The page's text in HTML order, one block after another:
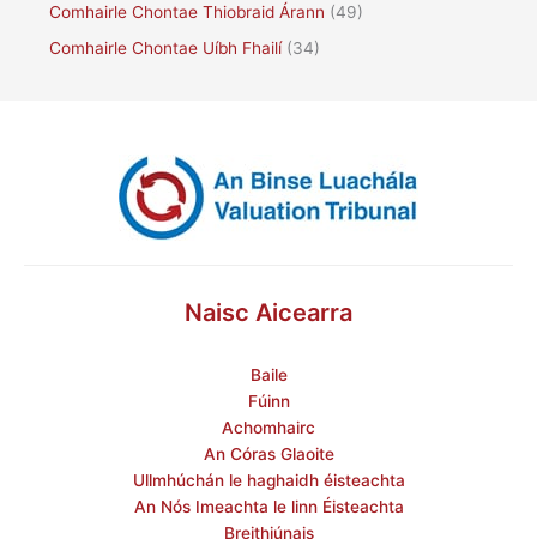
Comhairle Chontae Thiobraid Árann (49)
Comhairle Chontae Uíbh Fhailí(34)
Naisc Aicearra
Baile
Fúinn
Achomhairc
An Córas Glaoite
Ullmhúchán le haghaidh éisteachta
An Nós Imeachta le linn Éisteachta
Breithiúnais